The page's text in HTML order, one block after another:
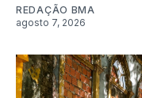
REDAÇÃO BMA
agosto 7, 2026